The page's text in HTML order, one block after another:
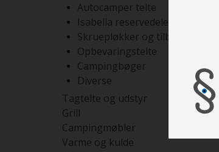
Autocamper telte
Isabella reservedele
Skruepløkker og tilbehør
Opbevaringstelte
Campingbøger
Diverse
Tagtelte og udstyr
Grill
Campingmøbler
Varme og kulde